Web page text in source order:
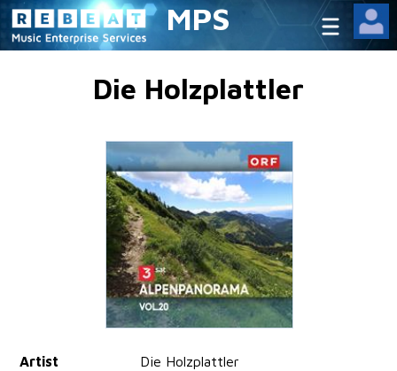
MPS
Die Holzplattler
Artist
Die Holzplattler